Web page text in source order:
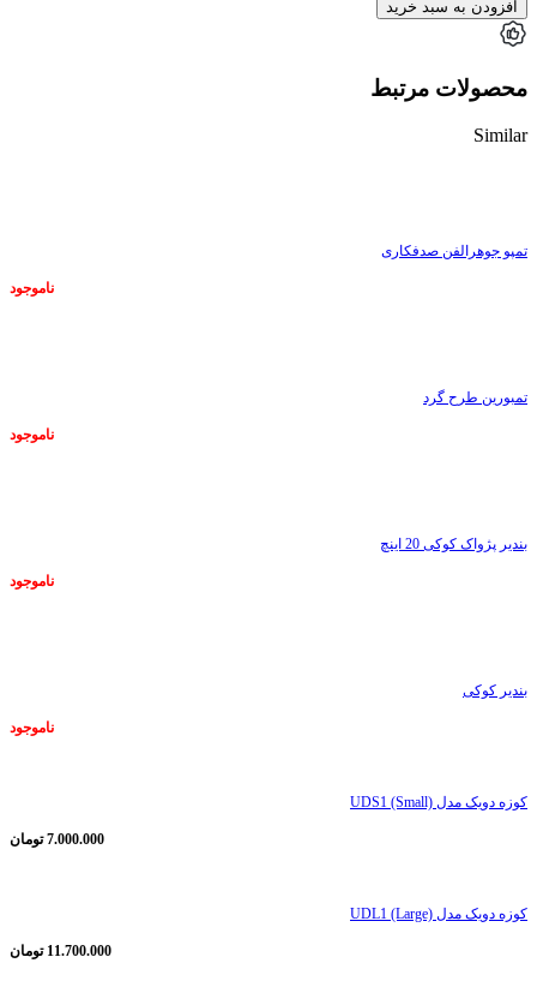
افزودن به سبد خرید
محصولات مرتبط
Similar
تمپو جوهرالفن صدفکاری
ناموجود
تمبورین طرح گرد
ناموجود
بندیر پژواک کوکی 20 اینچ
ناموجود
بندیر کوکی
ناموجود
کوزه دویک مدل UDS1 (Small)
7.000.000 تومان
کوزه دویک مدل UDL1 (Large)
11.700.000 تومان